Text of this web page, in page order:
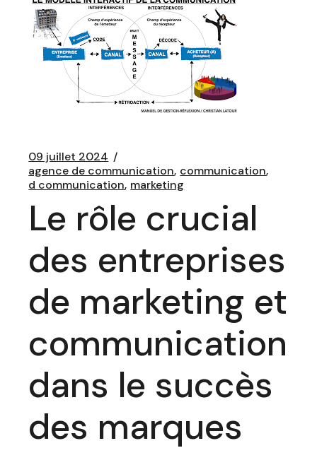
09 juillet 2024
agence de communication communication
d communication marketing
Le rôle crucial
des entreprises
de marketing et
communication
dans le succès
des marques